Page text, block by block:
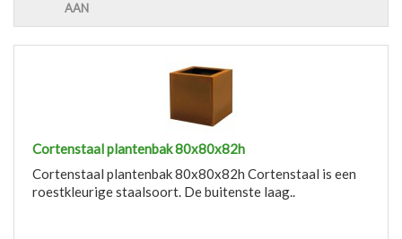
AAN
Cortenstaal plantenbak 80x80x82h
Cortenstaal plantenbak 80x80x82h Cortenstaal is een
roestkleurige staalsoort. De buitenste laag..